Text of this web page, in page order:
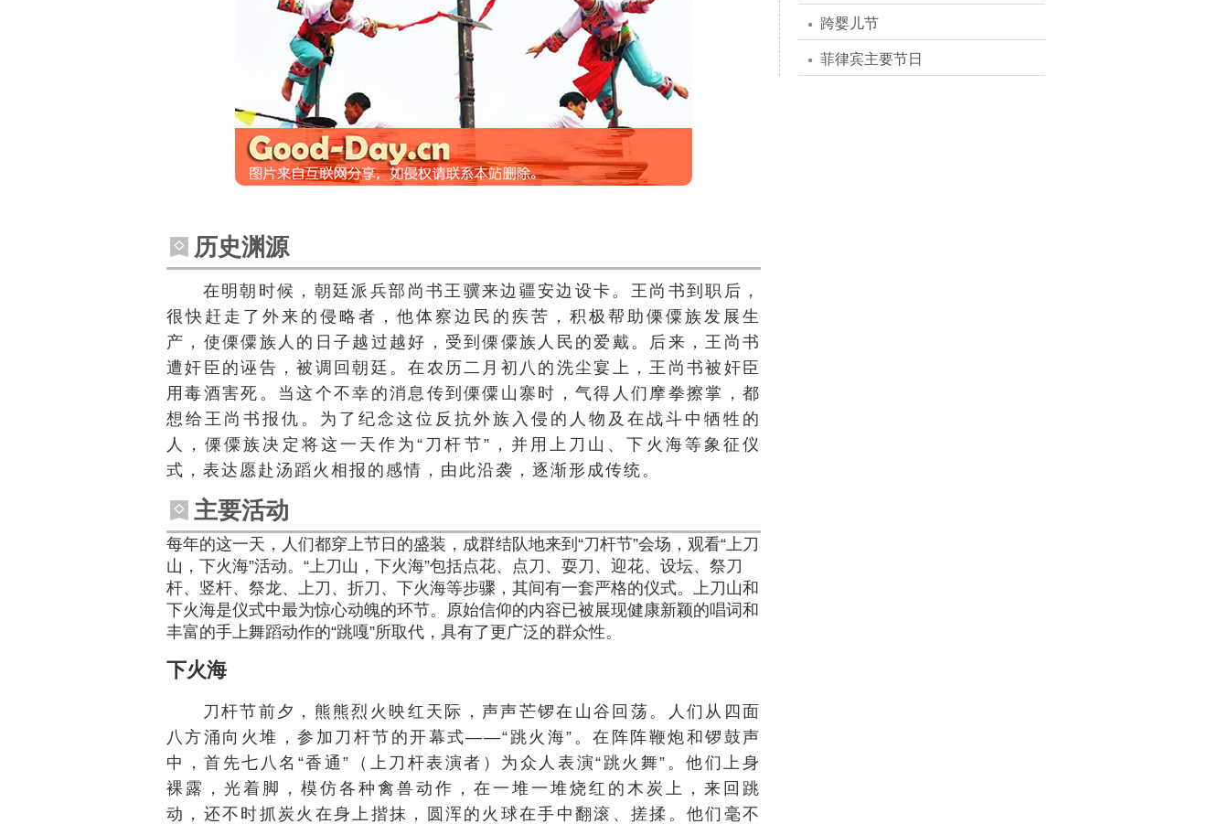
历史渊源
在明朝时候，朝廷派兵部尚书王骥来边疆安边设卡。王尚书到职后，
很快赶走了外来的侵略者，他体察边民的疾苦，积极帮助傈僳族发展生
产，使傈僳族人的日子越过越好，受到傈僳族人民的爱戴。后来，王尚书
遭奸臣的诬告，被调回朝廷。在农历二月初八的洗尘宴上，王尚书被奸臣
用毒酒害死。当这个不幸的消息传到傈僳山寨时，气得人们摩拳擦掌，都
想给王尚书报仇。为了纪念这位反抗外族入侵的人物及在战斗中牺牲的
人，傈僳族决定将这一天作为“刀杆节”，并用上刀山、下火海等象征仪
式，表达愿赴汤蹈火相报的感情，由此沿袭，逐渐形成传统。
主要活动
每年的这一天，人们都穿上节日的盛装，成群结队地来到“刀杆节”会场，观看“上刀
山，下火海”活动。“上刀山，下火海”包括点花、点刀、耍刀、迎花、设坛、祭刀
杆、竖杆、祭龙、上刀、折刀、下火海等步骤，其间有一套严格的仪式。上刀山和
下火海是仪式中最为惊心动魄的环节。原始信仰的内容已被展现健康新颖的唱词和
丰富的手上舞蹈动作的“跳嘎”所取代，具有了更广泛的群众性。
下火海
刀杆节前夕，熊熊烈火映红天际，声声芒锣在山谷回荡。人们从四面
八方涌向火堆，参加刀杆节的开幕式——“跳火海”。在阵阵鞭炮和锣鼓声
中，首先七八名“香通”（上刀杆表演者）为众人表演“跳火舞”。他们上身
裸露，光着脚，模仿各种禽兽动作，在一堆一堆烧红的木炭上，来回跳
动，还不时抓炭火在身上揩抹，圆浑的火球在手中翻滚、搓揉。他们毫不
跨婴儿节
菲律宾主要节日